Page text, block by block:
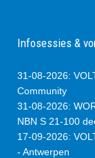
Infosessies &
31-08-2026:
Community
31-08-2026:
NBN S 21-100
17-09-2026:
- Antwerpen